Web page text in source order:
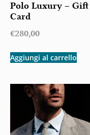
Polo Luxury – Gift
Card
€280,00
Aggiungi al carrello